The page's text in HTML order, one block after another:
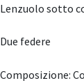
Lenzuolo sotto
Due federe
Composizione: